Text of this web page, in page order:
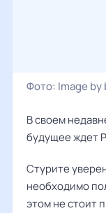
Фото: Image
В своем
будущее ждет
Стурите
необходимо
этом не стоит